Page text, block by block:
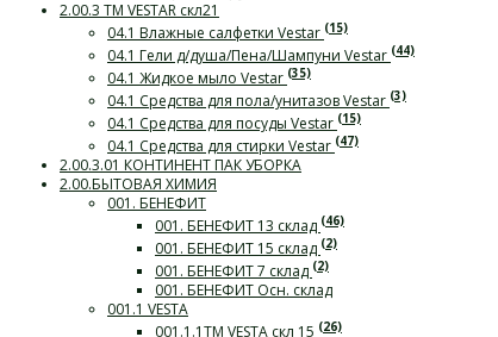
2.00.3 ТМ VESTAR скл21
04.1 Влажные салфетки Vestar (15)
04.1 Гели д/душа/Пена/Шампуни Vestar (44)
04.1 Жидкое мыло Vestar (35)
04.1 Средства для пола/унитазов Vestar (3)
04.1 Средства для посуды Vestar (15)
04.1 Средства для стирки Vestar (47)
2.00.3.01 КОНТИНЕНТ ПАК УБОРКА
2.00.БЫТОВАЯ ХИМИЯ
001. БЕНЕФИТ
001. БЕНЕФИТ 13 склад (46)
001. БЕНЕФИТ 15 склад (2)
001. БЕНЕФИТ 7 склад (2)
001. БЕНЕФИТ Осн. склад
001.1 VESTA
001.1.1ТМ VESTA скл 15 (26)